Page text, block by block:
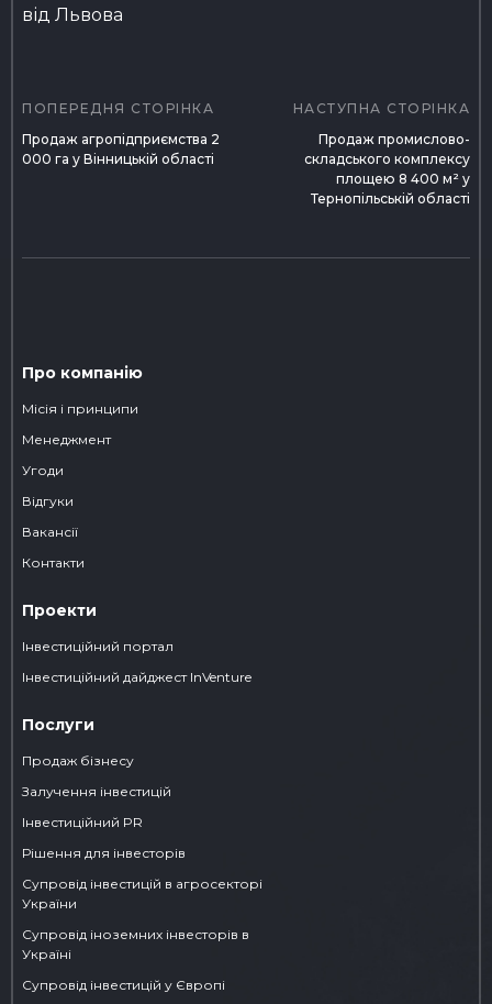
від Львова
записів
ПОПЕРЕДНЯ СТОРІНКА
Продаж агропідприємства 2
000 га у Вінницькій області
НАСТУПНА СТОРІНКА
Продаж промислово-
складського комплексу
площею 8 400 м² у
Тернопільській області
Про компанію
Місія і принципи
Менеджмент
Угоди
Відгуки
Вакансії
Контакти
Проекти
Інвестиційний портал
Iнвестиційний дайджест InVenture
Послуги
Продаж бізнесу
Залучення інвестицій
Інвестиційний PR
Рішення для інвесторів
Супровід інвестицій в агросекторі
України
Супровід іноземних інвесторів в
Україні
Супровід інвестицій у Європі